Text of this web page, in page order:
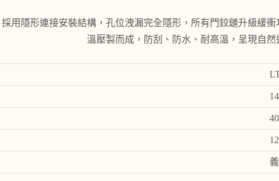
採用隱形連接安裝結構，孔位洩漏完全隱形，所有門鉸鏈升級緩
溫壓製而成，防刮、防水、耐高溫，呈現自
40